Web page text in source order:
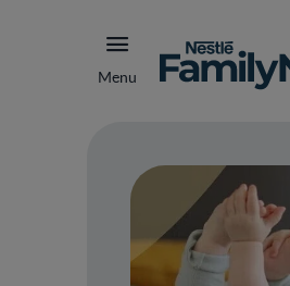
Menu